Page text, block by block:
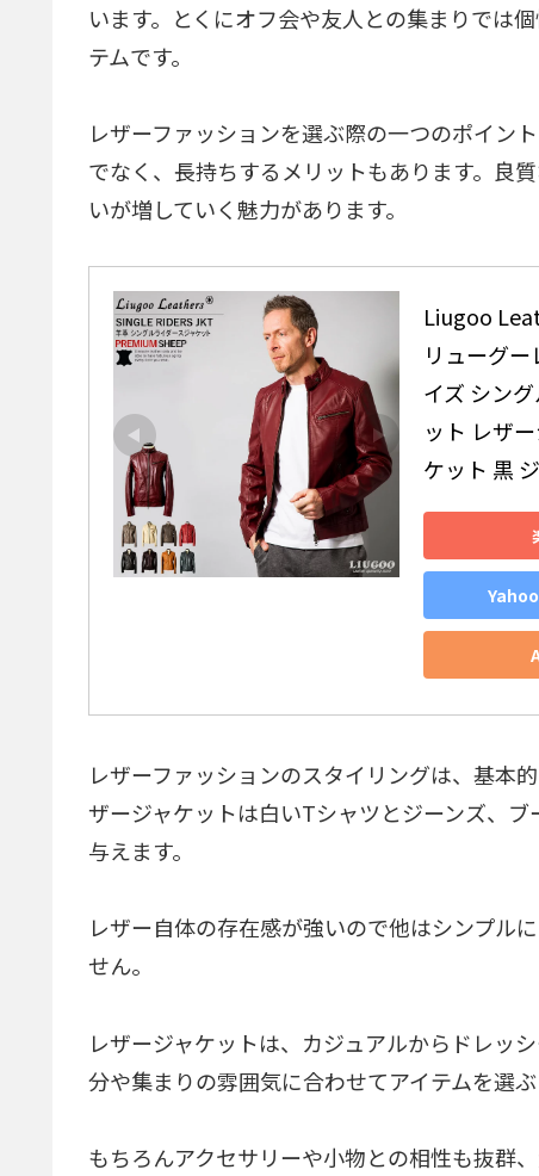
います。とくにオフ会や友人との集まりでは
テムです。
レザーファッションを選ぶ際の一つのポイン
でなく、長持ちするメリットもあります。良
いが増していく魅力があります。
Liugoo
リューグ
イズ シン
ット レザ
ケット 黒
レザーファッションのスタイリングは、基本
ザージャケットは白いTシャツとジーンズ、
与えます。
レザー自体の存在感が強いので他はシンプル
せん。
レザージャケットは、カジュアルからドレッ
分や集まりの雰囲気に合わせてアイテムを選ぶ
もちろんアクセサリーや小物との相性も抜群